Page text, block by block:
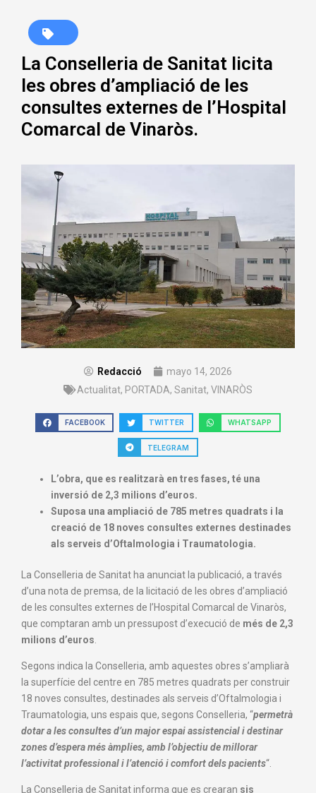
La Conselleria de Sanitat licita
les obres d’ampliació de les
consultes externes de l’Hospital
Comarcal de Vinaròs.
Redacció
mayo 14, 2026
Actualitat, PORTADA, Sanitat, VINARÒS
FACEBOOK TWITTER WHATSAPP
TELEGRAM
L’obra, que es realitzarà en tres fases, té una
inversió de 2,3 milions d’euros.
Suposa una ampliació de 785 metres quadrats i la
creació de 18 noves consultes externes destinades
als serveis d’Oftalmologia i Traumatologia.
La Conselleria de Sanitat ha anunciat la publicació, a través
d’una nota de premsa, de la licitació de les obres d’ampliació
de les consultes externes de l’Hospital Comarcal de Vinaròs,
que comptaran amb un pressupost d’execució de més de 2,3
milions d’euros.
Segons indica la Conselleria, amb aquestes obres s’ampliarà
la superfície del centre en 785 metres quadrats per construir
18 noves consultes, destinades als serveis d’Oftalmologia i
Traumatologia, uns espais que, segons Conselleria, “permetrà
dotar a les consultes d’un major espai assistencial i destinar
zones d’espera més àmplies, amb l’objectiu de millorar
l’activitat professional i l’atenció i comfort dels pacients“.
La Conselleria de Sanitat informa que es crearan sis